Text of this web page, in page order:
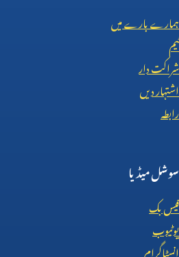
ہمارے بارے میں
ٹیم
شراکت دار
اشتہار دیں
رابطہ
سوشل میڈیا
فیس بک
یوٹیوب
انسٹاگرام